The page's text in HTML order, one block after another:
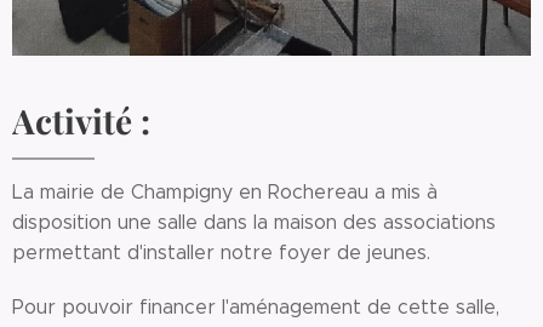
Activité :
La mairie de Champigny en Rochereau a mis à
disposition une salle dans la maison des associations
permettant d'installer notre foyer de jeunes.
Pour pouvoir financer l'aménagement de cette salle,